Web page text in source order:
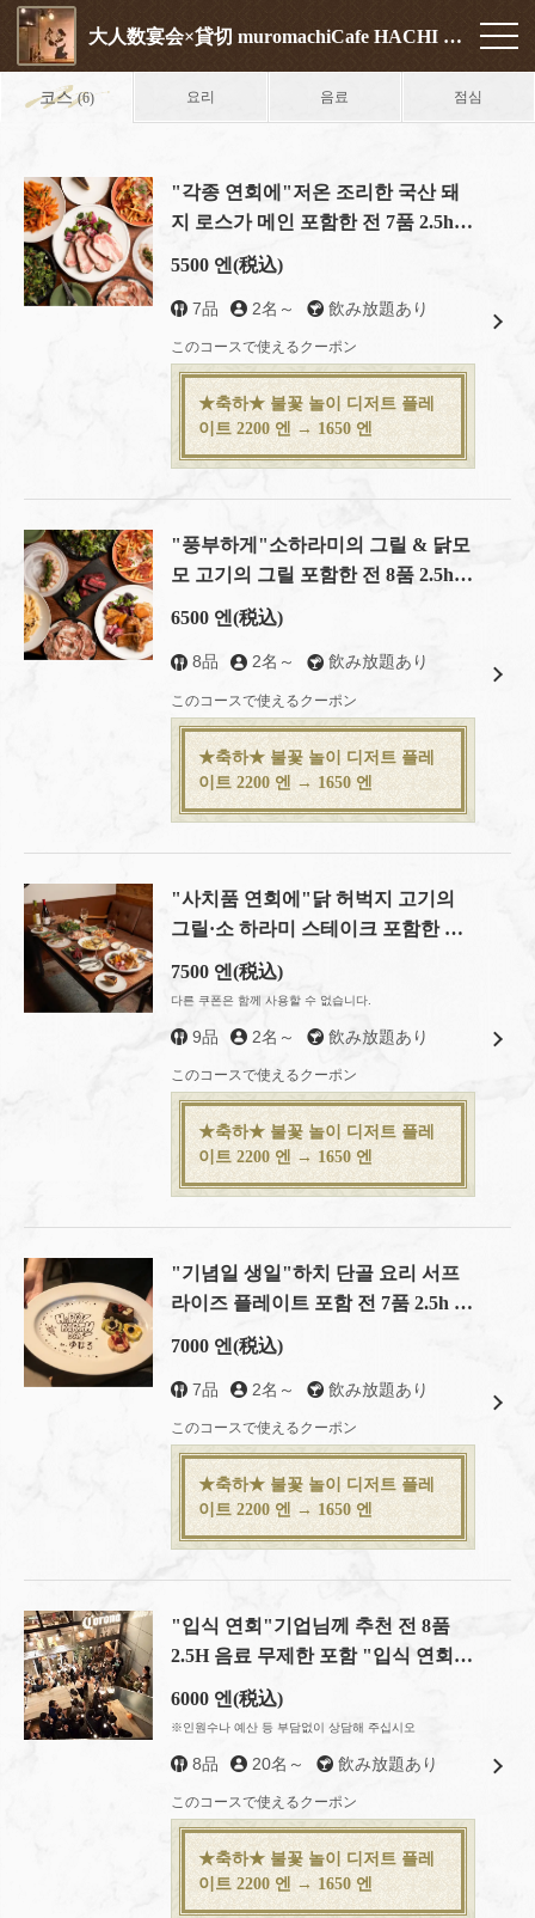
大人数宴会×貸切 muromachiCafe HACHI (ムロマチカフェハチ)
코스(6) 요리 음료 점심
"각종 연회에"저온 조리한 국산 돼
지 로스가 메인 포함한 전 7품 2.5h
음료 무제한 "연회 코스"
5500 엔(税込)
7品 2名～ 飲み放題あり
このコースで使えるクーポン
★축하★ 불꽃 놀이 디저트 플레
이트 2200 엔 → 1650 엔
"풍부하게"소하라미의 그릴 & 닭모
모 고기의 그릴 포함한 전 8품 2.5h
음료 무제한 첨부 "충실 연회 코스"
6500 엔(税込)
8品 2名～ 飲み放題あり
このコースで使えるクーポン
★축하★ 불꽃 놀이 디저트 플레
이트 2200 엔 → 1650 엔
"사치품 연회에"닭 허벅지 고기의
그릴·소 하라미 스테이크 포함한 전
7500 엔(税込)
다른 쿠폰은 함께 사용할 수 없습니다.
9品 2名～ 飲み放題あり
このコースで使えるクーポン
★축하★ 불꽃 놀이 디저트 플레
이트 2200 엔 → 1650 엔
"기념일 생일"하치 단골 요리 서프
라이즈 플레이트 포함 전 7품 2.5h 음
료 무제한 포함 "기념일 코스"
7000 엔(税込)
7品 2名～ 飲み放題あり
このコースで使えるクーポン
★축하★ 불꽃 놀이 디저트 플레
이트 2200 엔 → 1650 엔
"입식 연회"기업님께 추천 전 8품
2.5H 음료 무제한 포함 "입식 연회
6000 엔(税込)
※인원수나 예산 등 부담없이 상담해 주십시오
8品 20名～ 飲み放題あり
このコースで使えるクーポン
★축하★ 불꽃 놀이 디저트 플레
이트 2200 엔 → 1650 엔
この店舗情報をシェアする
東京都中央区日本橋室町４-４-１０東短室町ビルB１F
https://hachi8.owst.jp/courses
お店情報をコピー
閉じる